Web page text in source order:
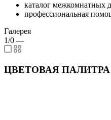
каталог межкомнатных
профессиональная
Галерея
1/0 —
ЦВЕТОВАЯ